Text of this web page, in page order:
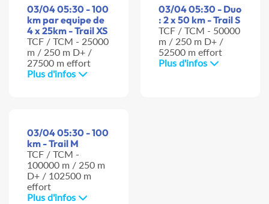
03/04 05:30 - 100
km par equipe de
4 x 25km - Trail XS
TCF / TCM - 25000
m / 250 m D+ /
27500 m effort
Plus d'infos
03/04 05:30 - Duo
: 2 x 50 km - Trail S
TCF / TCM - 50000
m / 250 m D+ /
52500 m effort
Plus d'infos
03/04 05:30 - 100
km - Trail M
TCF / TCM -
100000 m / 250 m
D+ / 102500 m
effort
Plus d'infos